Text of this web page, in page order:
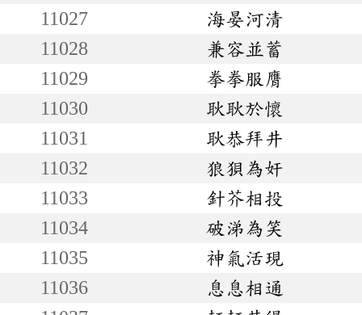
11027
海晏河清
11028
兼容並蓄
11029
拳拳服膺
11030
耿耿於懷
11031
耿恭拜井
11032
狼狽為奸
11033
針芥相投
11034
破涕為笑
11035
神氣活現
11036
息息相通